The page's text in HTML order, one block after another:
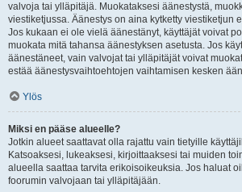
valvoja tai ylläpitäjä. Muokataksesi äänestystä,
viestiketjussa. Äänestys on aina kytketty viestiketjun
Jos kukaan ei ole vielä äänestänyt, käyttäjät voivat
muokata mitä tahansa äänestyksen asetusta. Jos
äänestäneet, vain valvojat tai ylläpitäjät voivat
estää äänestysvaihtoehtojen vaihtamisen kesken
Ylös
Miksi en pääse alueelle?
Jotkin alueet saattavat olla rajattu vain tietyille
Katsoaksesi, lukeaksesi, kirjoittaaksesi tai muiden
alueella saattaa tarvita erikoisoikeuksia. Jos haluat
foorumin valvojaan tai ylläpitäjään.